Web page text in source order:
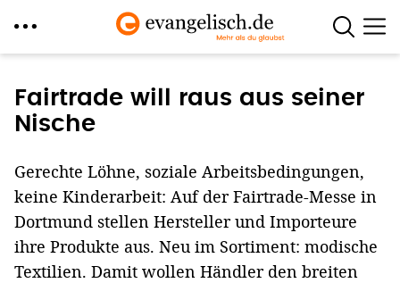
zum
Inhalt
Fairtrade will raus aus seiner
Nische
Gerechte Löhne, soziale Arbeitsbedingungen,
keine Kinderarbeit: Auf der Fairtrade-Messe in
Dortmund stellen Hersteller und Importeure
ihre Produkte aus. Neu im Sortiment: modische
Textilien. Damit wollen Händler den breiten